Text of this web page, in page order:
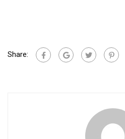
Share: